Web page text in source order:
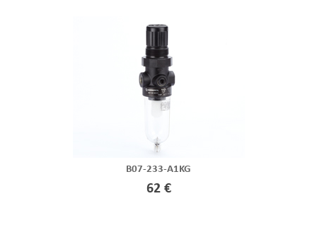
B07-233-A1KG
62 €